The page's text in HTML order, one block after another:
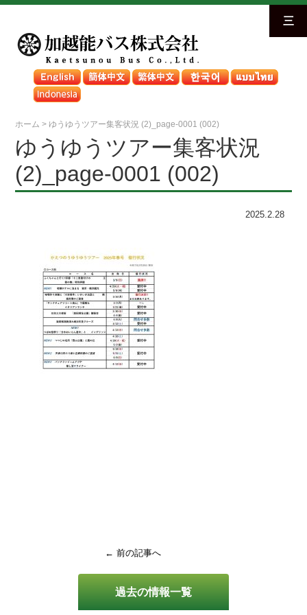
三
ホーム > ゆうゆうツアー集客状況 (2)_page-0001 (002)
過去の情報一覧
ゆうゆうツアー集客状況
(2)_page-0001 (002)
2025.2.28
← 前の記事へ